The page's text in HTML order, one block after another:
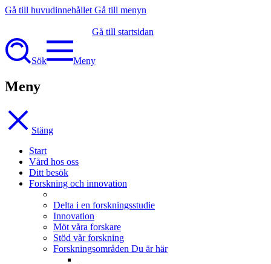
Gå till huvudinnehållet Gå till menyn
Gå till startsidan
Sök Meny
Meny
Stäng
Start
Vård hos oss
Ditt besök
Forskning och innovation
Delta i en forskningsstudie
Innovation
Möt våra forskare
Stöd vår forskning
Forskningsområden Du är här